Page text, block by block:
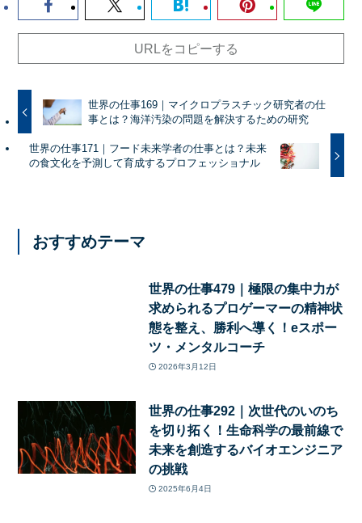
URLをコピーする
世界の仕事169｜マイクロプラスチック研究者の仕
事とは？海洋汚染の問題を解決するための研究
世界の仕事171｜フード未来学者の仕事とは？未来
の食文化を予測して育成するプロフェッショナル
おすすめテーマ
世界の仕事479｜極限の集中力が
求められるプロゲーマーの精神状
態を整え、勝利へ導く！eスポー
ツ・メンタルコーチ
2026年3月12日
世界の仕事292｜次世代のいのち
を切り拓く！生命科学の最前線で
未来を創造するバイオエンジニア
の挑戦
2025年6月4日